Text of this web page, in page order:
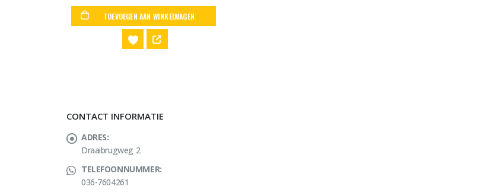
TOEVOEGEN AAN WINKELWAGEN
CONTACT INFORMATIE
ADRES:
Draaibrugweg 2
TELEFOONNUMMER:
036-7604261